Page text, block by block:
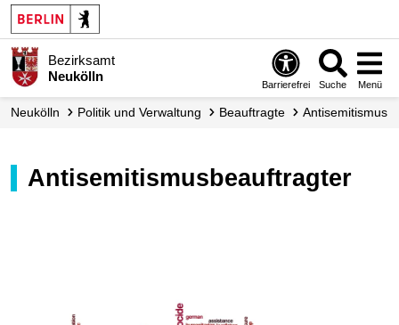
Bezirksamt
Neukölln
Barrierefrei Suche Menü
Neukölln Politik und Verwaltung Beauftragte Antisemitismus
Antisemitismusbeauftragter